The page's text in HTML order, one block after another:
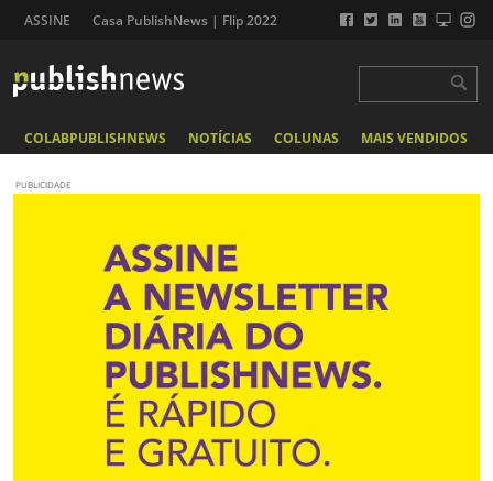
ASSINE Casa PublishNews | Flip 2022
COLABPUBLISHNEWS NOTÍCIAS COLUNAS MAIS VENDIDOS
PUBLICIDADE